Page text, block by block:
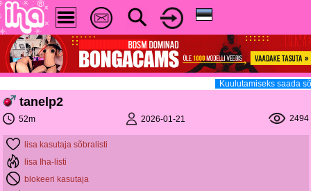
Kuulutamiseks saada
tanelp2
52m 2026-01-21 2494
lisa kasutaja sõbralisti
lisa Iha-listi
blokeeri kasutaja